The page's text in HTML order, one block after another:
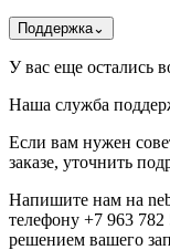
Поддержка⌄
У вас еще остались
Наша служба
Если вам нужен
заказе, уточнить
Напишите нам на
телефону +7 963
решением вашего